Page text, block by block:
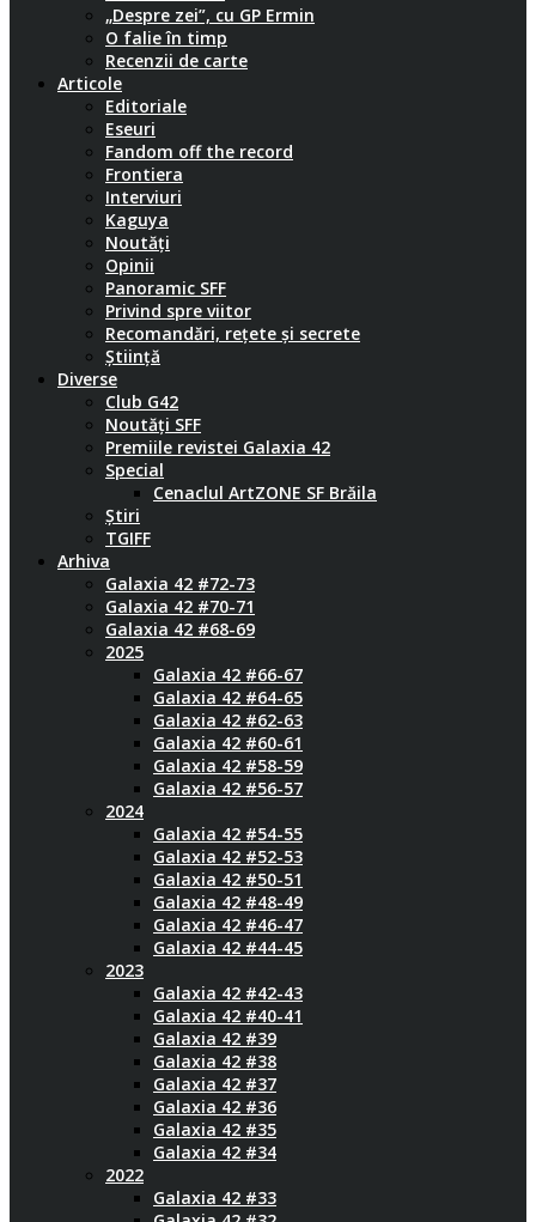
„Despre zei”, cu GP Ermin
O falie în timp
Recenzii de carte
Articole
Editoriale
Eseuri
Fandom off the record
Frontiera
Interviuri
Kaguya
Noutăți
Opinii
Panoramic SFF
Privind spre viitor
Recomandări, rețete și secrete
Știință
Diverse
Club G42
Noutăți SFF
Premiile revistei Galaxia 42
Special
Cenaclul ArtZONE SF Brăila
Știri
TGIFF
Arhiva
Galaxia 42 #72-73
Galaxia 42 #70-71
Galaxia 42 #68-69
2025
Galaxia 42 #66-67
Galaxia 42 #64-65
Galaxia 42 #62-63
Galaxia 42 #60-61
Galaxia 42 #58-59
Galaxia 42 #56-57
2024
Galaxia 42 #54-55
Galaxia 42 #52-53
Galaxia 42 #50-51
Galaxia 42 #48-49
Galaxia 42 #46-47
Galaxia 42 #44-45
2023
Galaxia 42 #42-43
Galaxia 42 #40-41
Galaxia 42 #39
Galaxia 42 #38
Galaxia 42 #37
Galaxia 42 #36
Galaxia 42 #35
Galaxia 42 #34
2022
Galaxia 42 #33